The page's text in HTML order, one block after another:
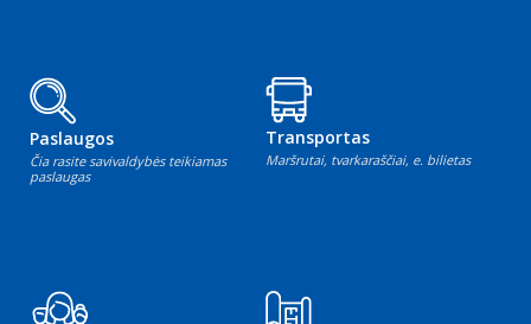
Paslaugos
Čia rasite savivaldybės teikiamas
paslaugas
Transportas
Maršrutai, tvarkaraščiai, e. bilietas